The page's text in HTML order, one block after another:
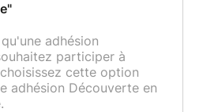
adhésion
participer à
cette option
adhésion Découverte en